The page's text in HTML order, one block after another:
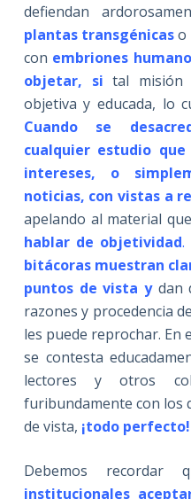
defiendan
plantas transgénicaso
con embriones
objetar, si tal misión
objetiva y educada, lo
Cuando se
cualquier estudio
intereses, o
noticias, con vistas a
apelando al material
hablar de objetividad.
bitácoras muestran
puntos de vista y dan
razones y procedencia
les puede reprochar. En
se contesta
lectores y otros
furibundamente con los
de vista, ¡todo perfecto!
Debemos recordar
institucionales